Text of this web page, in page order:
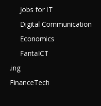
Jobs for IT
Digital Communication
Economics
FantaICT
.ing
FinanceTech